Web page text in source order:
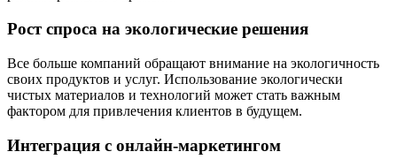
Рост спроса на экологические решения
Все больше компаний обращают внимание на экологичность
своих продуктов и услуг. Использование экологически
чистых материалов и технологий может стать важным
фактором для привлечения клиентов в будущем.
Интеграция с онлайн-маркетингом